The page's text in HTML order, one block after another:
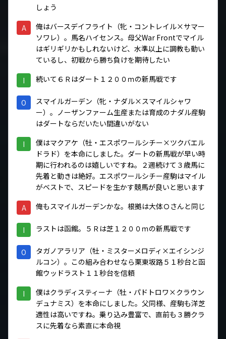
しょう
A
俺はバースデイフライト（牝・コントレイル×サマー
ソワレ）。馬名ハイセンス。母父War Frontでマイル
はギリギリかもしれないけど、水準以上に調教も動い
ているし、初戦から勝ち負けを期待したい
I 続いて６Ｒはダート１２００ｍの新馬戦です
O
スマイルガーデン（牝・ナダル×スマイルシャワ
ー）。ノーザンファーム生産または育成のナダル産駒
はダートならだいたい間違いがない
I
僕はマクアケ（牡・エスポワールシチー×ツクバエル
ドラド）を本命にしました。ダートの新馬戦が早い時
期に行われるのは嬉しいですね。２週続けて３歳馬に
先着と動きは絶好。エスポワールシチー産駒はマイル
がベストで、スピードを生かす競馬が良いと思います
A 俺もスマイルガーデンかな。根拠は大体Ｏさんと同じ
I ラストは函館。５Ｒは芝１２００ｍの新馬戦です
O
タガノアラリア（牡・ミスターメロディ×エイシンジ
ルコン）。この組み合わせなら栗東坂路５１秒台と函
館ウッドラスト１１秒台を信頼
I
僕はクラディスティーナ（牡・パドトロワ×クラウン
デュナミス）を本命にしました。父同様、産駒も洋芝
適性は高いですね。乗り込み豊富で、直前も３勝クラ
スに先着なら素直に本命視